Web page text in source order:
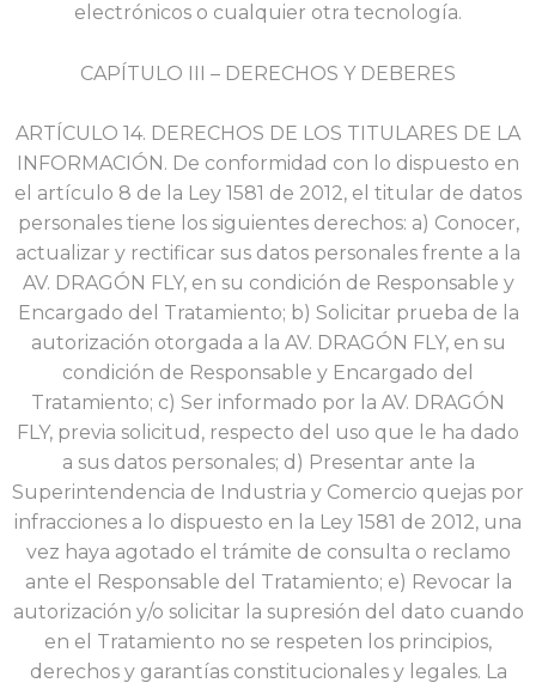
electrónicos o cualquier otra tecnología.
CAPÍTULO III – DERECHOS Y DEBERES
ARTÍCULO 14. DERECHOS DE LOS TITULARES DE LA
INFORMACIÓN. De conformidad con lo dispuesto en
el artículo 8 de la Ley 1581 de 2012, el titular de datos
personales tiene los siguientes derechos: a) Conocer,
actualizar y rectificar sus datos personales frente a la
AV. DRAGÓN FLY, en su condición de Responsable y
Encargado del Tratamiento; b) Solicitar prueba de la
autorización otorgada a la AV. DRAGÓN FLY, en su
condición de Responsable y Encargado del
Tratamiento; c) Ser informado por la AV. DRAGÓN
FLY, previa solicitud, respecto del uso que le ha dado
a sus datos personales; d) Presentar ante la
Superintendencia de Industria y Comercio quejas por
infracciones a lo dispuesto en la Ley 1581 de 2012, una
vez haya agotado el trámite de consulta o reclamo
ante el Responsable del Tratamiento; e) Revocar la
autorización y/o solicitar la supresión del dato cuando
en el Tratamiento no se respeten los principios,
derechos y garantías constitucionales y legales. La